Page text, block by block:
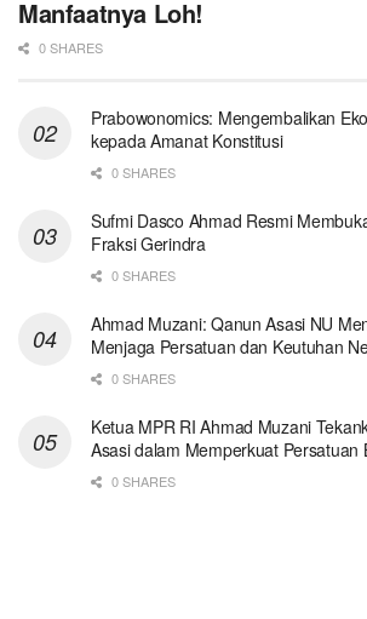
Manfaatnya Loh!
0 SHARES
Prabowonomics: Mengembalikan
kepada Amanat Konstitusi
0 SHARES
Sufmi Dasco Ahmad Resmi
Fraksi Gerindra
0 SHARES
Ahmad Muzani: Qanun Asasi NU
Menjaga Persatuan dan Keutuhan
0 SHARES
Ketua MPR RI Ahmad Muzani
Asasi dalam Memperkuat Persatuan
0 SHARES